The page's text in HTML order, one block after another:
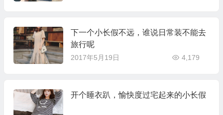
下一个小长假不远，谁说日常装不能去
旅行呢
2017年5月19日 4,179
开个睡衣趴，愉快度过宅起来的小长假